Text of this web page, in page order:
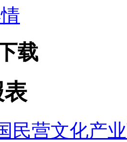
载
民营文化产